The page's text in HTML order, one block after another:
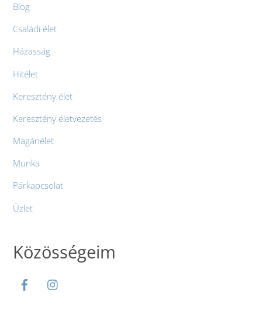
Blog
Családi élet
Házasság
Hitélet
Keresztény élet
Keresztény életvezetés
Magánélet
Munka
Párkapcsolat
Üzlet
Közösségeim